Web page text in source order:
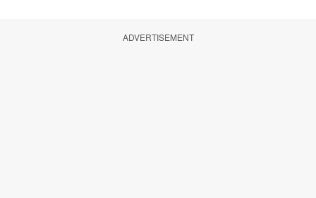
ADVERTISEMENT